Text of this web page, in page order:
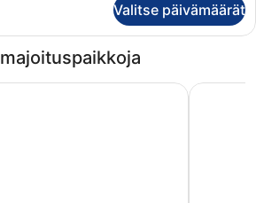
Valitse päivämäärät
Sunset